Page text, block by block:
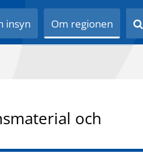
insyn Om regionen
och